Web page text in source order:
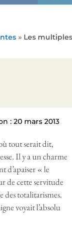
» Les
: 20 mars 2013
tout serait dit,
Il y a un charme
d’apaiser « le
de cette servitude
des totalitarismes.
voyait l’absolu